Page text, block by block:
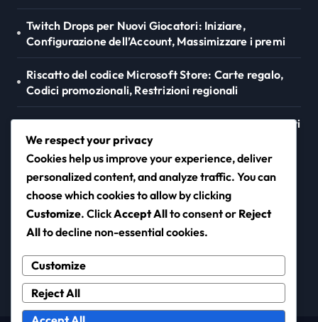
Twitch Drops per Nuovi Giocatori: Iniziare,
Configurazione dell’Account, Massimizzare i premi
Riscatto del codice Microsoft Store: Carte regalo,
Codici promozionali, Restrizioni regionali
Promozioni Twitch Drops di Age of Empires IV: eventi
speciali, offerte a tempo limitato, coinvolgimento
della comunità
instaura.it
We respect your privacy
Cookies help us improve your experience, deliver
personalized content, and analyze traffic. You can
choose which cookies to allow by clicking
Customize. ClickAccept Allto consent or Reject
Allto decline non-essential cookies.
Customize
Reject All